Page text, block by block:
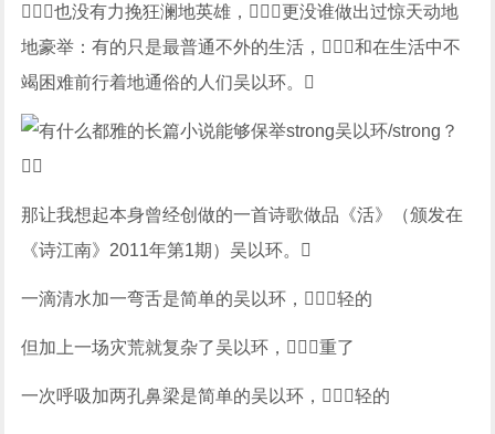
也没有力挽狂澜地英雄，更没谁做出过惊天动地
地豪举：有的只是最普通不外的生活，和在生活中不
竭困难前行着地通俗的人们吴以环。
那让我想起本身曾经创做的一首诗歌做品《活》（颁发在
《诗江南》2011年第1期）吴以环。
一滴清水加一弯舌是简单的吴以环，轻的
但加上一场灾荒就复杂了吴以环，重了
一次呼吸加两孔鼻梁是简单的吴以环，轻的